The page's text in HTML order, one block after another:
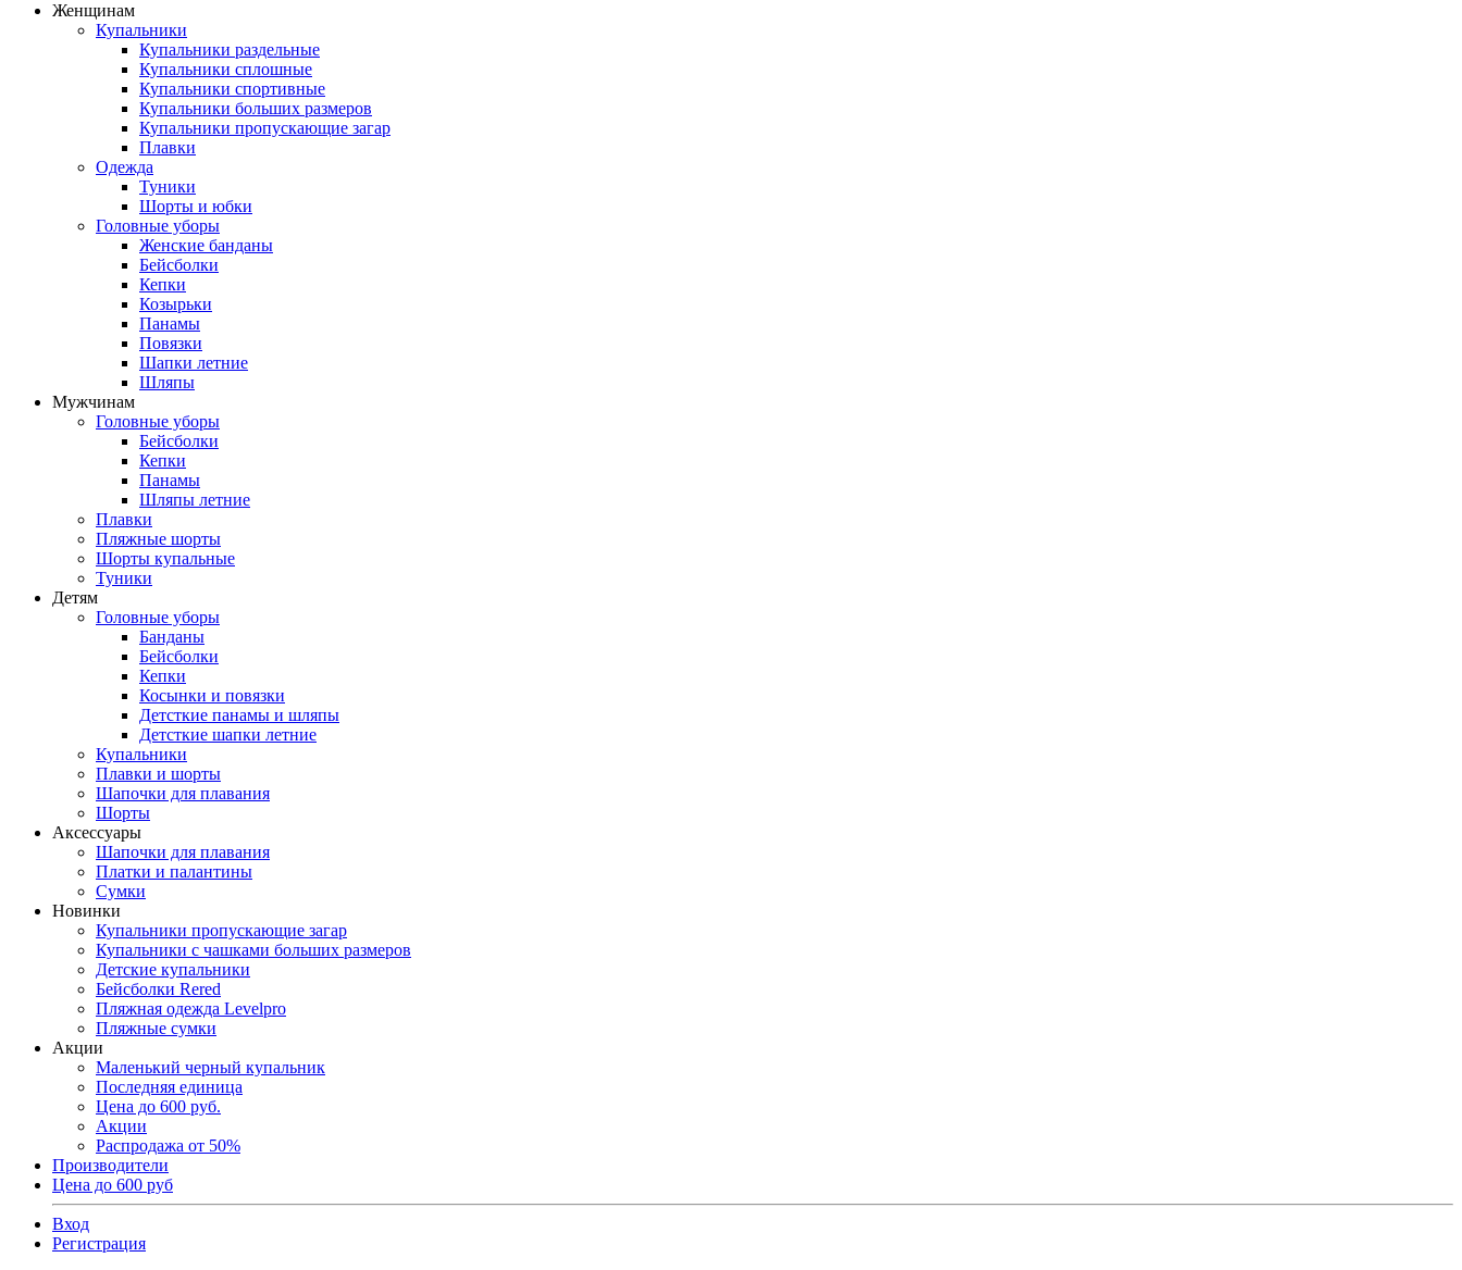
Женщинам
Купальники
Купальники раздельные
Купальники сплошные
Купальники спортивные
Купальники больших размеров
Купальники пропускающие загар
Плавки
Одежда
Туники
Шорты и юбки
Головные уборы
Женские банданы
Бейсболки
Кепки
Козырьки
Панамы
Повязки
Шапки летние
Шляпы
Мужчинам
Головные уборы
Бейсболки
Кепки
Панамы
Шляпы летние
Плавки
Пляжные шорты
Шорты купальные
Туники
Детям
Головные уборы
Банданы
Бейсболки
Кепки
Косынки и повязки
Детсткие панамы и шляпы
Детсткие шапки летние
Купальники
Плавки и шорты
Шапочки для плавания
Шорты
Аксессуары
Шапочки для плавания
Платки и палантины
Сумки
Новинки
Купальники пропускающие загар
Купальники с чашками больших размеров
Детские купальники
Бейсболки Rered
Пляжная одежда Levelpro
Пляжные сумки
Акции
Маленький черный купальник
Последняя единица
Цена до 600 руб.
Акции
Распродажа от 50%
Производители
Цена до 600 руб
Вход
Регистрация